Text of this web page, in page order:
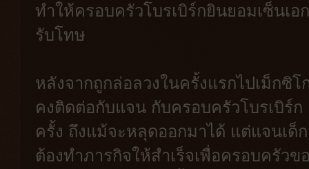
ทำให้ครอบครัวโบรเบิร์กยินยอมเซ็นเ
รับโทษ
หลังจากถูกล่อลวงในครั้งแรกไปเม็กซิ
คงติดต่อกับแจน กับครอบครัวโบรเบิร์
ครั้ง ถึงแม้จะหลุดออกมาได้ แต่แจนเ
ต้องทำภารกิจให้สำเร็จเพื่อครอบครัวข